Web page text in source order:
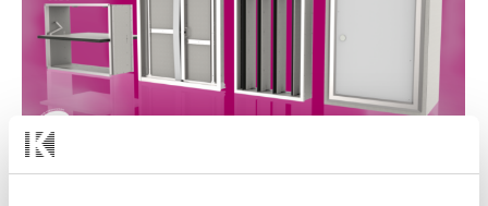
TÉLÉCHARGEMENTS
CONTACT